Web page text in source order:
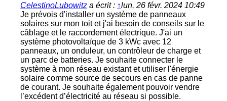
CelestinoLubowitz a écrit : ↑lun. 26 févr. 2024 10:49
Je prévois d'installer un système de panneaux
solaires sur mon toit et j'ai besoin de conseils sur le
câblage et le raccordement électrique. J'ai un
système photovoltaïque de 3 kWc avec 12
panneaux, un onduleur, un contrôleur de charge et
un parc de batteries. Je souhaite connecter le
système à mon réseau existant et utiliser l'énergie
solaire comme source de secours en cas de panne
de courant. Je souhaite également pouvoir vendre
l’excédent d’électricité au réseau si possible.